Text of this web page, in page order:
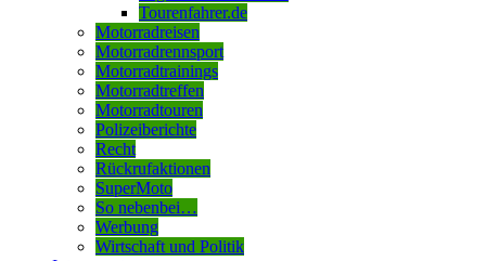
Tourenfahrer.de
Motorradreisen
Motorradrennsport
Motorradtrainings
Motorradtreffen
Motorradtouren
Polizeiberichte
Recht
Rückrufaktionen
SuperMoto
So nebenbei…
Werbung
Wirtschaft und Politik